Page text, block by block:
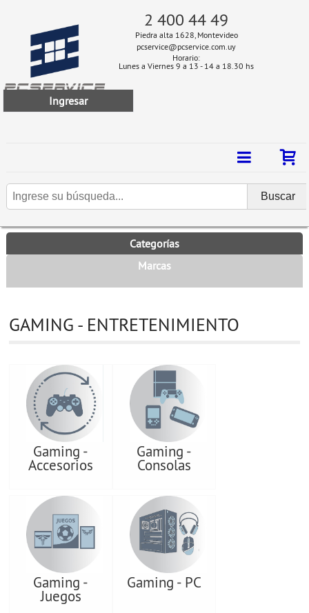
2 400 44 49
Piedra alta 1628, Montevideo
pcservice@pcservice.com.uy
Horario:
Lunes a Viernes 9 a 13 - 14 a 18.30 hs
Ingresar
Categorías
Marcas
GAMING - ENTRETENIMIENTO
Gaming -
Accesorios
Gaming -
Consolas
Gaming -
Juegos
Gaming - PC